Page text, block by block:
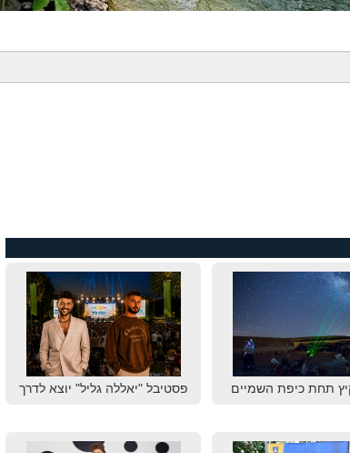
תחת כיפת השמיים פסטיבל "יאללה גליל" יוצא לדרך